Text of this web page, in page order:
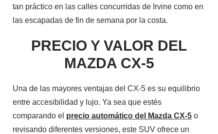
tan práctico en las calles concurridas de Irvine como en
las escapadas de fin de semana por la costa.
PRECIO Y VALOR DEL
MAZDA CX-5
Una de las mayores ventajas del CX-5 es su equilibrio
entre accesibilidad y lujo. Ya sea que estés
comparando el precio automático del Mazda CX-5 o
revisando diferentes versiones, este SUV ofrece un